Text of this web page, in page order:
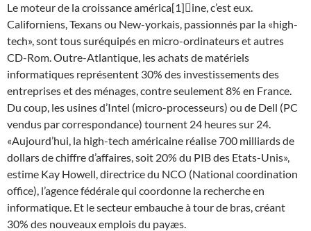
Le moteur de la croissance américa[1]ine, c’est eux.
Californiens, Texans ou New-yorkais, passionnés par la «high-
tech», sont tous suréquipés en micro-ordinateurs et autres
CD-Rom. Outre-Atlantique, les achats de matériels
informatiques représentent 30% des investissements des
entreprises et des ménages, contre seulement 8% en France.
Du coup, les usines d’Intel (micro-processeurs) ou de Dell (PC
vendus par correspondance) tournent 24 heures sur 24.
«Aujourd’hui, la high-tech américaine réalise 700 milliards de
dollars de chiffre d’affaires, soit 20% du PIB des Etats-Unis»,
estime Kay Howell, directrice du NCO (National coordination
office), l’agence fédérale qui coordonne la recherche en
informatique. Et le secteur embauche à tour de bras, créant
30% des nouveaux emplois du payæs.